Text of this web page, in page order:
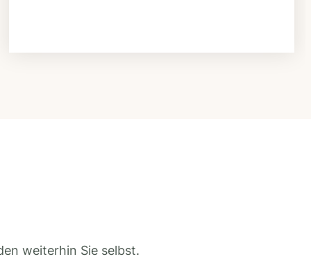
weiterhin Sie selbst.